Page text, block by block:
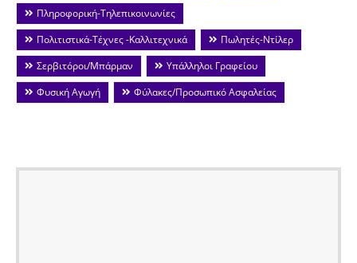
Πληροφορική-Τηλεπικοινωνίες
Πολιτιστικά-Τέχνες -Καλλιτεχνικά
Πωλητές-Ντίλερ
Σερβιτόροι/Μπάρμαν
Υπάλληλοι Γραφείου
Φυσική Αγωγή
Φύλακες/Προσωπικό Ασφαλείας